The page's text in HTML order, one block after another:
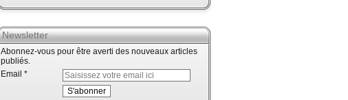
Newsletter
Abonnez-vous pour être averti des nouveaux articles
publiés.
Email